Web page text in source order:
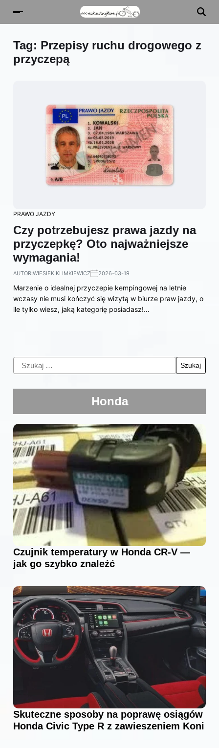
Tag: Przepisy ruchu drogowego z
przyczepą
PRAWO JAZDY
Czy potrzebujesz prawa jazdy na
przyczepkę? Oto najważniejsze
wymagania!
AUTOR:WIESIEK KLIMKIEWICZ 2026-03-19
Marzenie o idealnej przyczepie kempingowej na letnie
wczasy nie musi kończyć się wizytą w biurze praw jazdy, o
ile tylko wiesz, jaką kategorię posiadasz!…
Honda
Czujnik temperatury w Honda CR-V —
jak go szybko znaleźć
Skuteczne sposoby na poprawę osiągów
Honda Civic Type R z zawieszeniem Koni